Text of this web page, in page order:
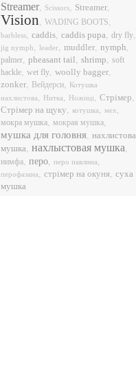
Streamer, Scissors, Streamer,
Vision, WADING BOOTS,
barbless, caddis, caddis pupa, dry fly,
jig nymph, leader, muddler, nymph,
palmer, pheasant tail, shrimp, soft
hackle, wet fly, woolly bagger,
zonker, Вейдерси, Котушка
нахлистова, Нитка, Ножиці, Стрімер,
Стрімер на щуку, котушка, мех,
мокра мушка, мокрая мушка,
мушка для головня, нахлистова
мушка, нахлыстовая мушка,
нимфа, перо, перо павлина,
перофазана, стрімер на окуня, суха
мушка